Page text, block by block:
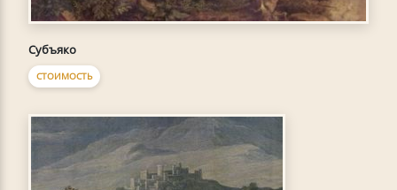
Субъяко
СТОИМОСТЬ